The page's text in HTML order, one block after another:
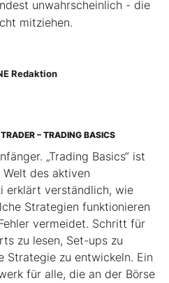
unwahrscheinlich - die
mitziehen.
Redaktion
– TRADING BASICS
„Trading Basics“ ist
des aktiven
erklärt verständlich, wie
Strategien funktionieren
vermeidet. Schritt für
zu lesen, Set-ups zu
Strategie zu entwickeln. Ein
für alle, die an der Börse